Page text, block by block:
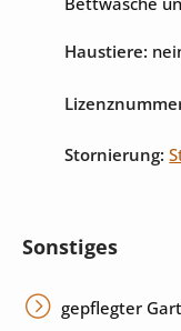
Haustiere:
Stornierung:
Sonstiges
gepflegter